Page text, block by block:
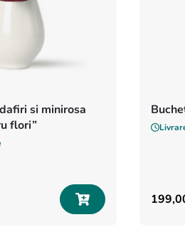
si minirosa
flori”
199,